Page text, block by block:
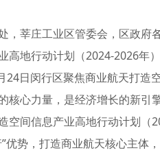
，莘庄工业区管委会，区政
高地行动计划（2024-2026年
24日闵行区聚焦商业航天打造
核心力量，是经济增长的新
空间信息产业高地行动计划
优势，打造商业航天核心主体